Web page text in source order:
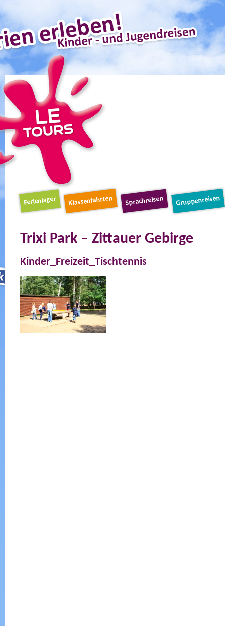
Schnellnavigation
Navigation
Ferienlager Klassenfahrten Sprachreisen Gruppenreisen
Trixi Park – Zittauer Gebirge
Kinder_Freizeit_Tischtennis